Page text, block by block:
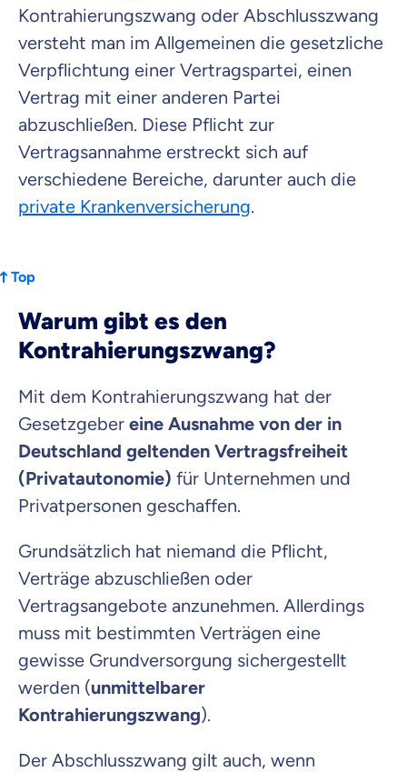
Kontrahierungszwang oder Abschlusszwang
versteht man im Allgemeinen die gesetzliche
Verpflichtung einer Vertragspartei, einen
Vertrag mit einer anderen Partei
abzuschließen. Diese Pflicht zur
Vertragsannahme erstreckt sich auf
verschiedene Bereiche, darunter auch die
private Krankenversicherung.
Top
Warum gibt es den
Kontrahierungszwang?
Mit dem Kontrahierungszwang hat der
Gesetzgeber eine Ausnahme von der in
Deutschland geltenden Vertragsfreiheit
(Privatautonomie) für Unternehmen und
Privatpersonen geschaffen.
Grundsätzlich hat niemand die Pflicht,
Verträge abzuschließen oder
Vertragsangebote anzunehmen. Allerdings
muss mit bestimmten Verträgen eine
gewisse Grundversorgung sichergestellt
werden (unmittelbarer
Kontrahierungszwang).
Der Abschlusszwang gilt auch, wenn